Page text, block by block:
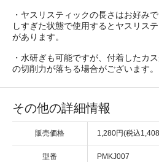
・ヤスリスティックの長さはお好み
しすぎた状態で使用するとヤスリス
があります。
・水研ぎも可能ですが、付着したカ
の切削力が落ちる場合がございます。
その他の詳細情報
販売価格 1,280円(税込
型番 PMKJ007